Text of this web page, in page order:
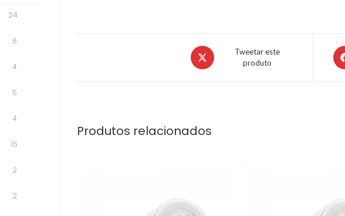
Tweetar este
produto
Produtos relacionados
24
6
4
5
4
16
2
2